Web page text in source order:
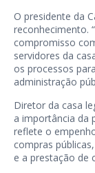
O presidente da
reconhecimento.
compromisso
servidores da
os processos
administração
Diretor da casa
a importância da
reflete o
compras
e a prestação de